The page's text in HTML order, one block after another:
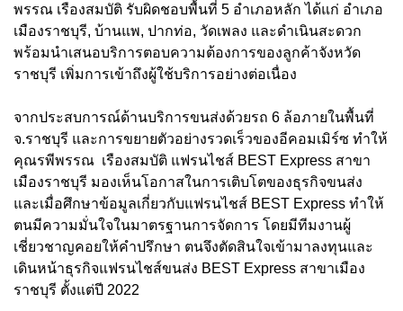
พรรณ เรืองสมบัติ รับผิดชอบพื้นที่ 5 อำเภอหลัก ได้แก่ อำเภอ
เมืองราชบุรี, บ้านแพ, ปากท่อ, วัดเพลง และดำเนินสะดวก
พร้อมนำเสนอบริการตอบความต้องการของลูกค้าจังหวัด
ราชบุรี เพิ่มการเข้าถึงผู้ใช้บริการอย่างต่อเนื่อง
จากประสบการณ์ด้านบริการขนส่งด้วยรถ 6 ล้อภายในพื้นที่
จ.ราชบุรี และการขยายตัวอย่างรวดเร็วของอีคอมเมิร์ซ ทำให้
คุณรพีพรรณ เรืองสมบัติ แฟรนไชส์ BEST Express สาขา
เมืองราชบุรี มองเห็นโอกาสในการเติบโตของธุรกิจขนส่ง
และเมื่อศึกษาข้อมูลเกี่ยวกับแฟรนไชส์ BEST Express ทำให้
ตนมีความมั่นใจในมาตรฐานการจัดการ โดยมีทีมงานผู้
เชี่ยวชาญคอยให้คำปรึกษา ตนจึงตัดสินใจเข้ามาลงทุนและ
เดินหน้าธุรกิจแฟรนไชส์ขนส่ง BEST Express สาขาเมือง
ราชบุรี ตั้งแต่ปี 2022